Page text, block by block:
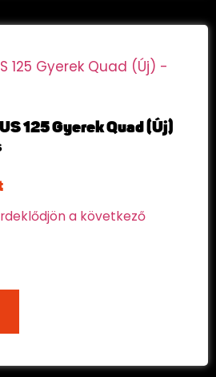
125 Gyerek Quad (Új)
a következő